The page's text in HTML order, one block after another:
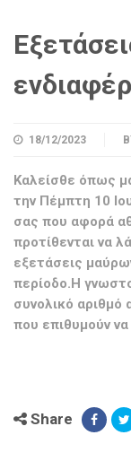
18/12/2023
Καλείσθε όπως
την Πέμπτη 10
σας που αφορά
προτίθενται να
εξετάσεις
περίοδο.Η
συνολικό
που επιθυμούν
Share